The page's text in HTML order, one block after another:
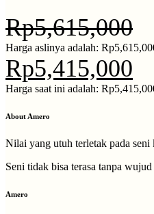
Rp5,615,000
Harga aslinya adalah:
Rp5,415,000
Harga saat ini adalah:
About Amero
Nilai yang utuh terletak pada seni
Seni tidak bisa terasa tanpa
Amero